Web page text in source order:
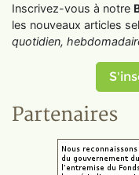
Inscrivez-vous à notre
les nouveaux articles
quotidien,
Partenaires